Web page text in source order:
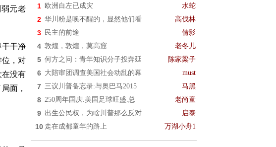
元老
干干净
位，对
在没有
面，
1 欧洲白左已成灾 水蛇
2 华川粉是唤不醒的，显然他们看 高伐林
3 民主的前途 倩影
4 敦煌，敦煌，莫高窟 老冬儿
5 何方之问：青年知识分子投奔延 陈家梁子
6 大陪审团调查美国社会动乱的幕 must
7 三议川普备忘录:与奥巴马2015 马黑
8 250周年国庆.美国足球旺盛.总 老尚童
9 出生公民权，为啥川普那么反对 启泰
10 走在成都童年的路上 万湖小舟1